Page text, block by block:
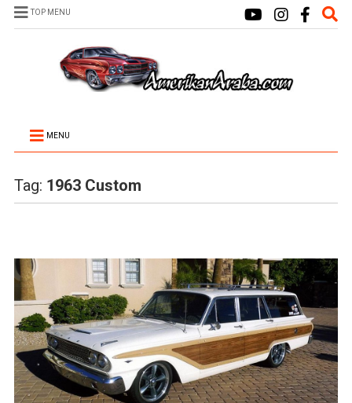
TOP MENU
MENU
Tag: 1963 Custom